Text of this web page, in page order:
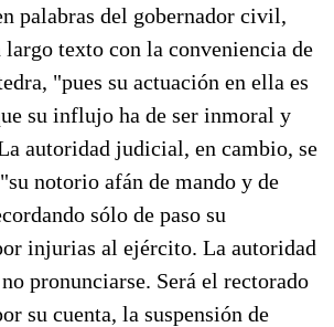
palabras del gobernador civil,
largo texto con la conveniencia de
"pues su actuación en ella es
su influjo ha de ser inmoral y
autoridad judicial, en cambio, se
notorio afán de mando y de
sólo de paso su
injurias al ejército. La autoridad
pronunciarse. Será el rectorado
su cuenta, la suspensión de